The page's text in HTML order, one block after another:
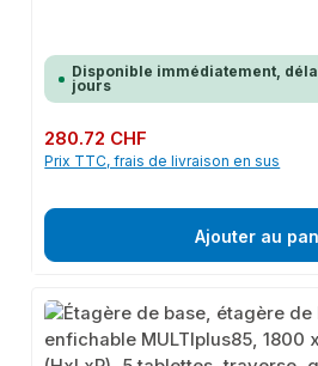
Disponible immédiatement,
jours
Prix régulier :
280.72 CHF
Prix TTC, frais de livraison en sus
Ajouter au